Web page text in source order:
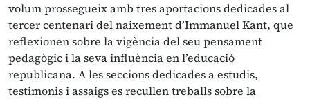
volum prossegueix amb tres aportacions dedicades al
tercer centenari del naixement d’Immanuel Kant, que
reflexionen sobre la vigència del seu pensament
pedagògic i la seva influència en l’educació
republicana. A les seccions dedicades a estudis,
testimonis i assaigs es recullen treballs sobre la